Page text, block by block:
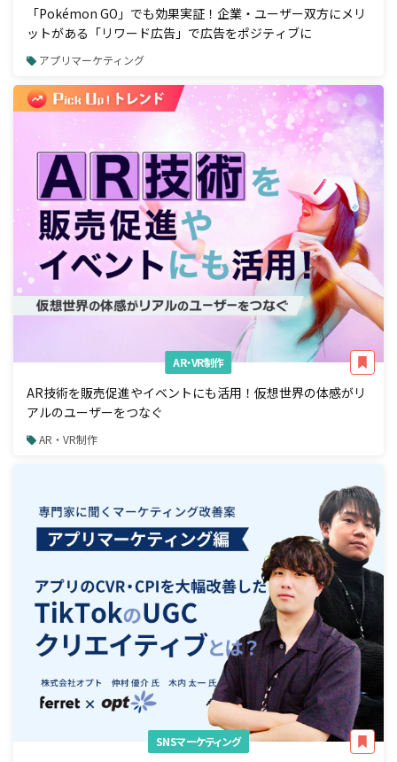
「Pokémon GO」でも効果実証！企業・ユーザー双方にメリ
ットがある「リワード広告」で広告をポジティブに
アプリマーケティング
AR・VR制作
AR技術を販売促進やイベントにも活用！仮想世界の体感がリ
アルのユーザーをつなぐ
AR・VR制作
SNSマーケティング